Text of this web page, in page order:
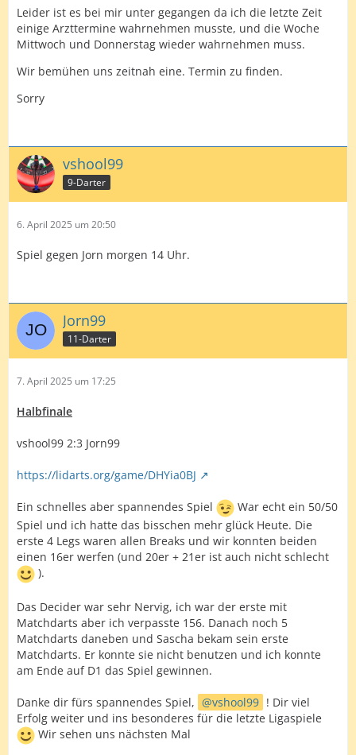
Leider ist es bei mir unter gegangen da ich die letzte Zeit
einige Arzttermine wahrnehmen musste, und die Woche
Mittwoch und Donnerstag wieder wahrnehmen muss.
Wir bemühen uns zeitnah eine. Termin zu finden.
Sorry
vshool99
9-Darter
6. April 2025 um 20:50
Spiel gegen Jorn morgen 14 Uhr.
Jorn99
11-Darter
7. April 2025 um 17:25
Halbfinale
vshool99 2:3 Jorn99
https://lidarts.org/game/DHYia0BJ
Ein schnelles aber spannendes Spiel
War echt ein 50/50
Spiel und ich hatte das bisschen mehr glück Heute. Die
erste 4 Legs waren allen Breaks und wir konnten beiden
einen 16er werfen (und 20er + 21er ist auch nicht schlecht
).
Das Decider war sehr Nervig, ich war der erste mit
Matchdarts aber ich verpasste 156. Danach noch 5
Matchdarts daneben und Sascha bekam sein erste
Matchdarts. Er konnte sie nicht benutzen und ich konnte
am Ende auf D1 das Spiel gewinnen.
Danke dir fürs spannendes Spiel, vshool99 ! Dir viel
Erfolg weiter und ins besonderes für die letzte Ligaspiele
Wir sehen uns nächsten Mal